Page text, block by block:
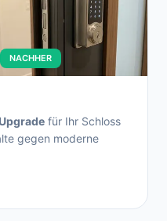
NACHHER
für Ihr Schloss
gegen moderne